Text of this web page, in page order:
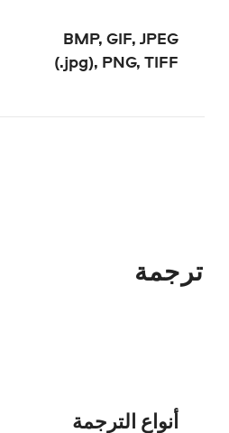
BMP, GIF, JPEG
(.jpg), PNG, TIFF
ترجمة
أنواع الترجمة